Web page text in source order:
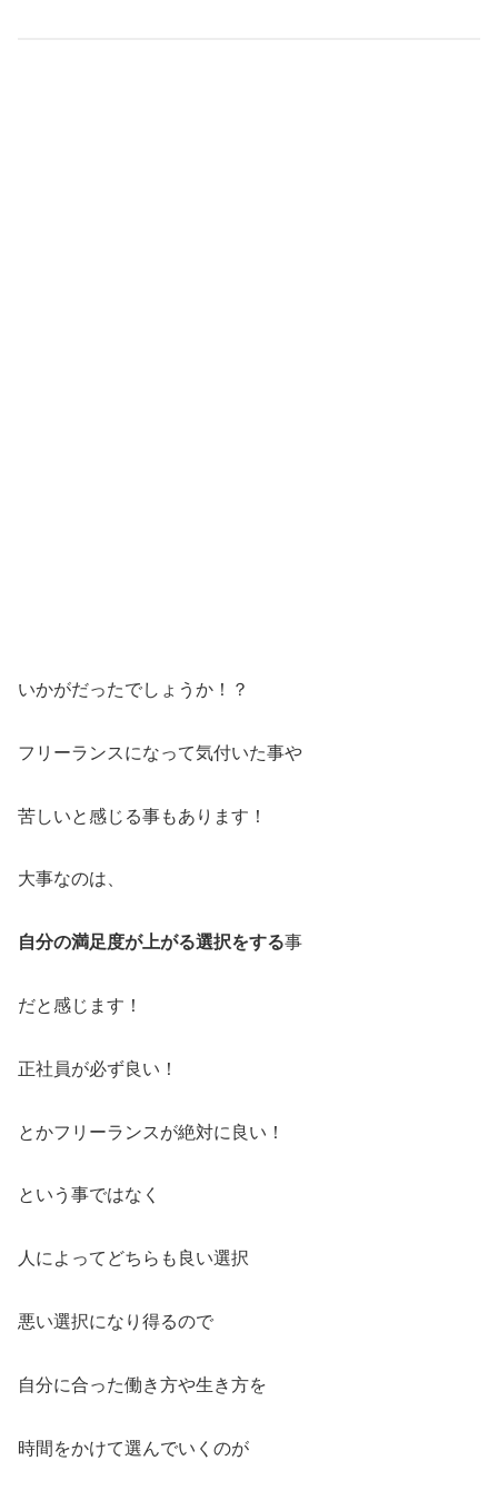
いかがだったでしょうか！？
フリーランスになって気付いた事や
苦しいと感じる事もあります！
大事なのは、
自分の満足度が上がる選択をする事
だと感じます！
正社員が必ず良い！
とかフリーランスが絶対に良い！
という事ではなく
人によってどちらも良い選択
悪い選択になり得るので
自分に合った働き方や生き方を
時間をかけて選んでいくのが